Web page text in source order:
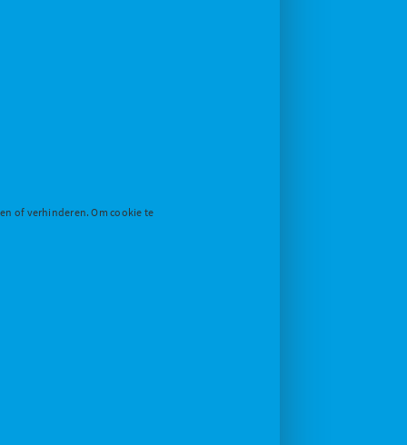
of verhinderen. Om cookie te